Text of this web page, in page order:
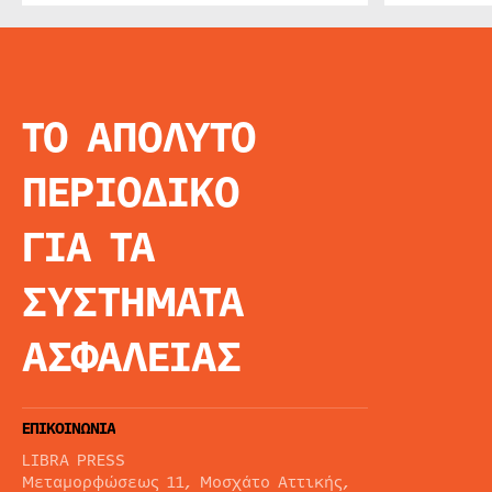
ΤΟ ΑΠΟΛΥΤΟ
ΠΕΡΙΟΔΙΚΟ
ΓΙΑ ΤΑ
ΣΥΣΤΗΜΑΤΑ
ΑΣΦΑΛΕΙΑΣ
ΕΠΙΚΟΙΝΩΝΙΑ
LIBRA PRESS
Μεταμορφώσεως 11, Μοσχάτο Αττικής,